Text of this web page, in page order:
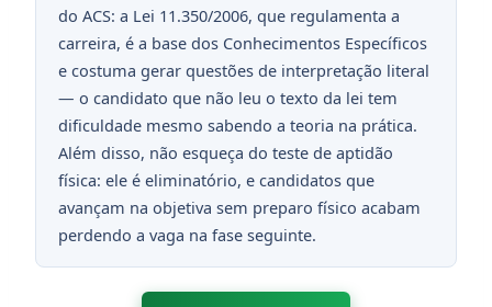
do ACS: a Lei 11.350/2006, que regulamenta a
carreira, é a base dos Conhecimentos Específicos
e costuma gerar questões de interpretação literal
— o candidato que não leu o texto da lei tem
dificuldade mesmo sabendo a teoria na prática.
Além disso, não esqueça do teste de aptidão
física: ele é eliminatório, e candidatos que
avançam na objetiva sem preparo físico acabam
perdendo a vaga na fase seguinte.